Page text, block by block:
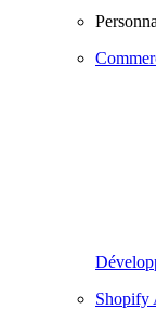
Shopify